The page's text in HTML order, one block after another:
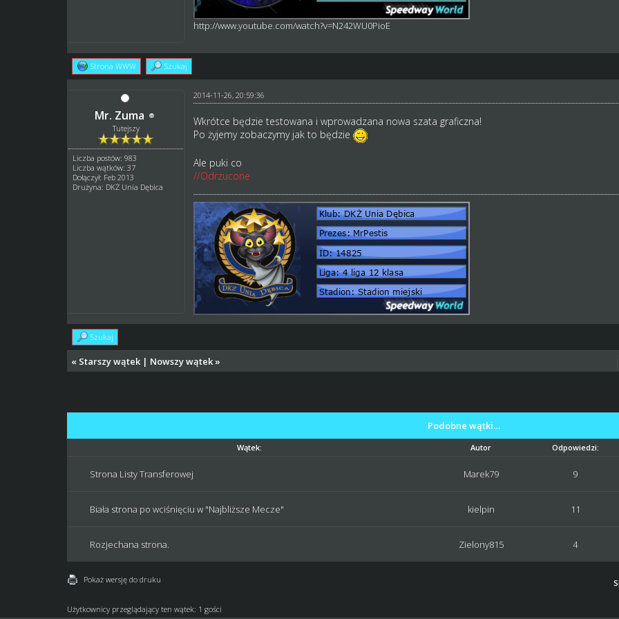
http://www.youtube.com/watch?v=N242WU0PioE
Strona WWW Szukaj
Mr. Zuma
Tutejszy
Liczba postów: 983
Liczba wątków: 37
Dołączył: Feb 2013
Drużyna: DKŻ Unia Dębica
2014-11-26, 20:59:36
Wkrótce będzie testowana i wprowadzana nowa szata graficzna!
Po żyjemy zobaczymy jak to będzie
Ale puki co
//Odrzucone
Szukaj
« Starszy wątek | Nowszy wątek »
Podobne wątki…
Wątek: Autor Odpowiedzi:
Strona Listy Transferowej Marek79 9
Biała strona po wciśnięciu w "Najbliższe Mecze" kielpin 11
Rozjechana strona. Zielony815 4
Pokaż wersję do druku
Użytkownicy przeglądający ten wątek: 1 gości